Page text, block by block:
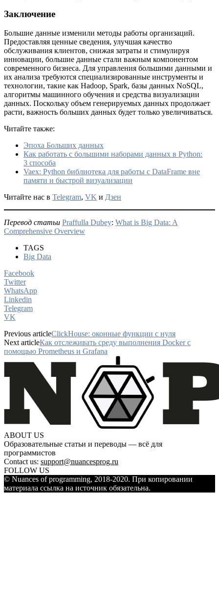
Заключение
Большие данные изменили методы работы организаций.
Предоставляя ценные сведения, улучшая качество
обслуживания клиентов, снижая затраты и стимулируя
инновации, большие данные стали важным компонентом
современного бизнеса. Для управления большими данными и
их анализа требуются специализированные инструменты и
технологии, такие как Hadoop, Spark, базы данных NoSQL,
алгоритмы машинного обучения и средства визуализации
данных. Поскольку объем генерируемых данных продолжает
расти, важность больших данных будет только увеличиваться.
Читайте также:
Эпоха Больших данных
Как работать с большими наборами данных в Python:
3 способа
Vaex: Python библиотека для работы с DataFrame вне
памяти и быстрой визуализации
Читайте нас в Telegram, VK и Дзен
Перевод статьи Praffulla Dubey: What is Big Data: A
Comprehensive Overview
TAGS
Big Data
Facebook
Twitter
WhatsApp
Linkedin
Telegram
VK
Previous articleClickHouse: оконные функции с нуля
Next articleКак отслеживать среду выполнения Docker с
помощью Prometheus и Grafana
ABOUT US
Образовательные статьи и переводы — всё для
программистов
Contact us: support@nuancesprog.ru
FOLLOW US
© Nuances of programming, 2018-2020. При копировании
материала ссылка на источник обязательна.